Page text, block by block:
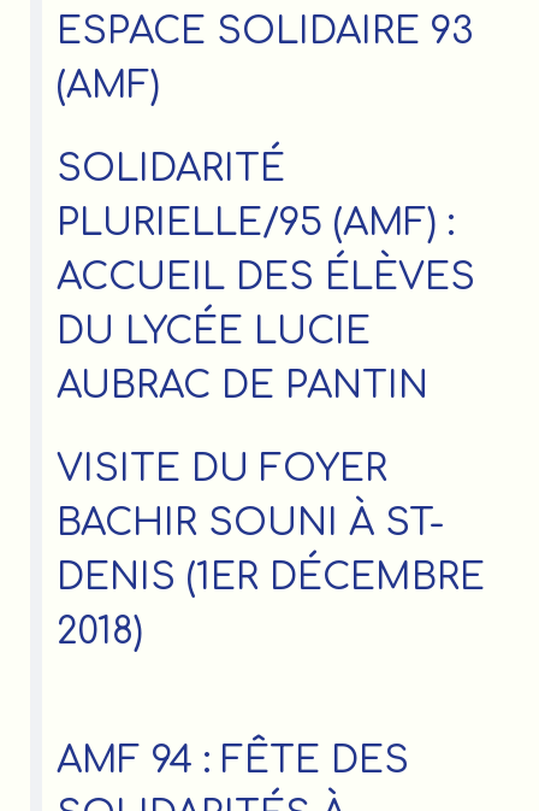
ESPACE SOLIDAIRE 93
(AMF)
SOLIDARITÉ
PLURIELLE/95 (AMF) :
ACCUEIL DES ÉLÈVES
DU LYCÉE LUCIE
AUBRAC DE PANTIN
VISITE DU FOYER
BACHIR SOUNI À ST-
DENIS (1ER DÉCEMBRE
2018)
AMF 94 : FÊTE DES